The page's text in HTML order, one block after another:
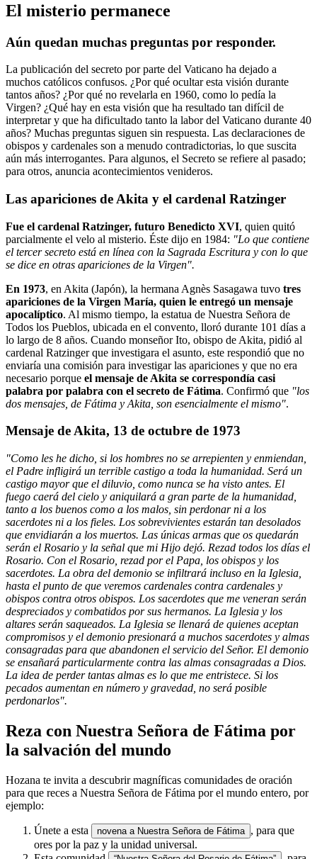
El misterio permanece
Aún quedan muchas preguntas por responder.
La publicación del secreto por parte del Vaticano ha dejado a
muchos católicos confusos. ¿Por qué ocultar esta visión durante
tantos años? ¿Por qué no revelarla en 1960, como lo pedía la
Virgen? ¿Qué hay en esta visión que ha resultado tan difícil de
interpretar y que ha dificultado tanto la labor del Vaticano durante 40
años? Muchas preguntas siguen sin respuesta. Las declaraciones de
obispos y cardenales son a menudo contradictorias, lo que suscita
aún más interrogantes. Para algunos, el Secreto se refiere al pasado;
para otros, anuncia acontecimientos venideros.
Las apariciones de Akita y el cardenal Ratzinger
Fue el cardenal Ratzinger, futuro Benedicto XVI, quien quitó
parcialmente el velo al misterio. Éste dijo en 1984: "Lo que contiene
el tercer secreto está en línea con la Sagrada Escritura y con lo que
se dice en otras apariciones de la Virgen".
En 1973, en Akita (Japón), la hermana Agnès Sasagawa tuvo tres
apariciones de la Virgen María, quien le entregó un mensaje
apocalíptico. Al mismo tiempo, la estatua de Nuestra Señora de
Todos los Pueblos, ubicada en el convento, lloró durante 101 días a
lo largo de 8 años. Cuando monseñor Ito, obispo de Akita, pidió al
cardenal Ratzinger que investigara el asunto, este respondió que no
enviaría una comisión para investigar las apariciones y que no era
necesario porque el mensaje de Akita se correspondía casi
palabra por palabra con el secreto de Fátima. Confirmó que "los
dos mensajes, de Fátima y Akita, son esencialmente el mismo".
Mensaje de Akita, 13 de octubre de 1973
"Como les he dicho, si los hombres no se arrepienten y enmiendan,
el Padre infligirá un terrible castigo a toda la humanidad. Será un
castigo mayor que el diluvio, como nunca se ha visto antes. El
fuego caerá del cielo y aniquilará a gran parte de la humanidad,
tanto a los buenos como a los malos, sin perdonar ni a los
sacerdotes ni a los fieles. Los sobrevivientes estarán tan desolados
que envidiarán a los muertos. Las únicas armas que os quedarán
serán el Rosario y la señal que mi Hijo dejó. Rezad todos los días el
Rosario. Con el Rosario, rezad por el Papa, los obispos y los
sacerdotes. La obra del demonio se infiltrará incluso en la Iglesia,
hasta el punto de que veremos cardenales contra cardenales y
obispos contra otros obispos. Los sacerdotes que me veneran serán
despreciados y combatidos por sus hermanos. La Iglesia y los
altares serán saqueados. La Iglesia se llenará de quienes aceptan
compromisos y el demonio presionará a muchos sacerdotes y almas
consagradas para que abandonen el servicio del Señor. El demonio
se ensañará particularmente contra las almas consagradas a Dios.
La idea de perder tantas almas es lo que me entristece. Si los
pecados aumentan en número y gravedad, no será posible
perdonarlos".
Reza con Nuestra Señora de Fátima por
la salvación del mundo
Hozana te invita a descubrir magníficas comunidades de oración
para que reces a Nuestra Señora de Fátima por el mundo entero, por
ejemplo:
Únete a esta novena a Nuestra Señora de Fátima , para que
ores por la paz y la unidad universal.